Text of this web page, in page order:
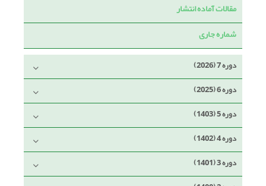
مقالات آماده انتشار
شماره جاری
دوره 7 (2026)
دوره 6 (2025)
دوره 5 (1403)
دوره 4 (1402)
دوره 3 (1401)